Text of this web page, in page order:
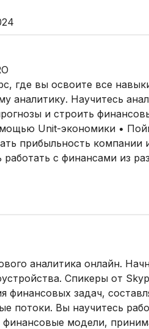
где вы освоите все
аналитику. Научитесь
и строить
Unit-экономики •
прибыльность компании
работать с финансами из
аналитика онлайн.
Спикеры от
финансовых задач,
потоки. Вы научитесь
модели,